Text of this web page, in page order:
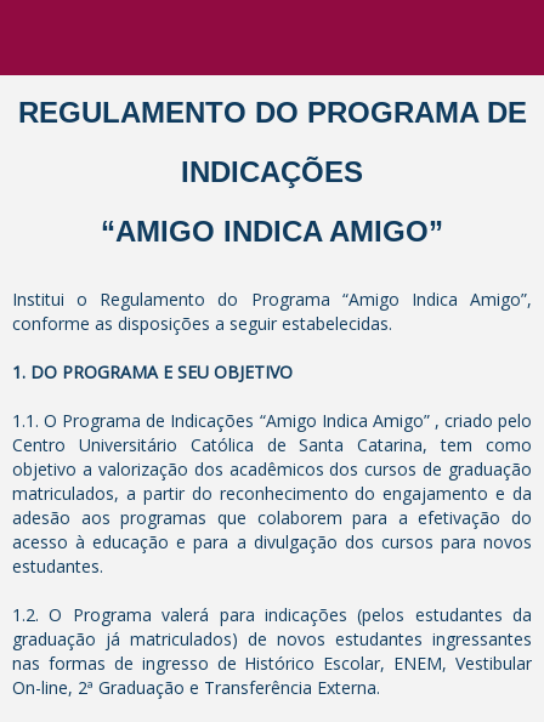
REGULAMENTO DO PROGRAMA DE
INDICAÇÕES
“AMIGO INDICA AMIGO”
Institui o Regulamento do Programa “Amigo Indica Amigo”,
conforme as disposições a seguir estabelecidas.
1. DO PROGRAMA E SEU OBJETIVO
1.1. O Programa de Indicações “Amigo Indica Amigo” , criado pelo
Centro Universitário Católica de Santa Catarina, tem como
objetivo a valorização dos acadêmicos dos cursos de graduação
matriculados, a partir do reconhecimento do engajamento e da
adesão aos programas que colaborem para a efetivação do
acesso à educação e para a divulgação dos cursos para novos
estudantes.
1.2. O Programa valerá para indicações (pelos estudantes da
graduação já matriculados) de novos estudantes ingressantes
nas formas de ingresso de Histórico Escolar, ENEM, Vestibular
On-line, 2ª Graduação e Transferência Externa.